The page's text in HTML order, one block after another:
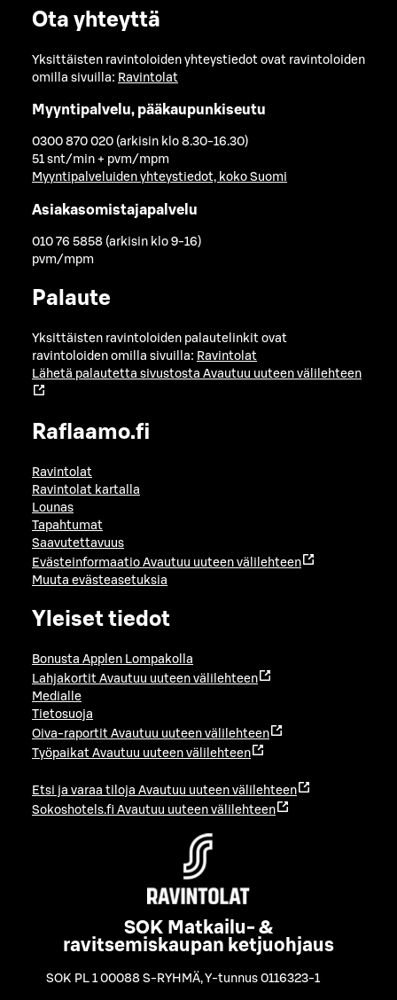
Ota yhteyttä
Yksittäisten ravintoloiden yhteystiedot ovat ravintoloiden
omilla sivuilla: Ravintolat
Myyntipalvelu, pääkaupunkiseutu
0300 870 020 (arkisin klo 8.30-16.30)
51 snt/min + pvm/mpm
Myyntipalveluiden yhteystiedot, koko Suomi
Asiakasomistajapalvelu
010 76 5858 (arkisin klo 9-16)
pvm/mpm
Palaute
Yksittäisten ravintoloiden palautelinkit ovat
ravintoloiden omilla sivuilla: Ravintolat
Lähetä palautetta sivustosta Avautuu uuteen välilehteen
Raflaamo.fi
Ravintolat
Ravintolat kartalla
Lounas
Tapahtumat
Saavutettavuus
Evästeinformaatio Avautuu uuteen välilehteen
Muuta evästeasetuksia
Yleiset tiedot
Bonusta Applen Lompakolla
Lahjakortit Avautuu uuteen välilehteen
Medialle
Tietosuoja
Oiva-raportit Avautuu uuteen välilehteen
Työpaikat Avautuu uuteen välilehteen
Etsi ja varaa tiloja Avautuu uuteen välilehteen
Sokoshotels.fi Avautuu uuteen välilehteen
SOK Matkailu- &
ravitsemiskaupan ketjuohjaus
SOK PL 1 00088 S-RYHMÄ,Y-tunnus 0116323-1